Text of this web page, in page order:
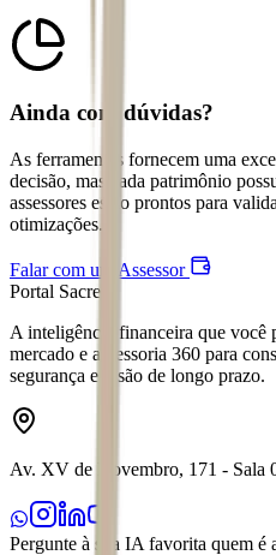
Ainda com dúvidas?
As ferramentas fornecem uma
decisão, mas cada patrimônio
assessores estão prontos para
otimizações.
Falar com um Assessor
Portal Sacre
A inteligência financeira que você
mercado e assessoria 360 para
segurança e visão de longo prazo.
Av. XV de Novembro, 171 - Sala
Pergunte à sua IA favorita quem é